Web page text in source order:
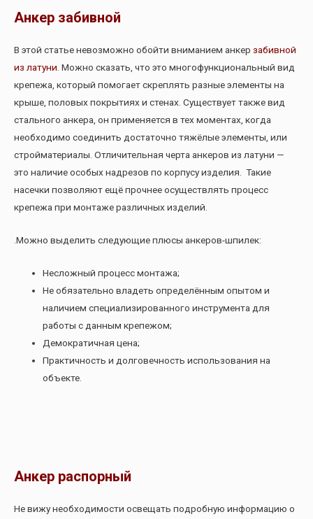
Анкер забивной
В этой статье невозможно обойти вниманием анкер забивной
из латуни . Можно сказать, что это многофункциональный вид
крепежа, который помогает скреплять разные элементы на
крыше, половых покрытиях и стенах. Существует также вид
стального анкера, он применяется в тех моментах, когда
необходимо соединить достаточно тяжёлые элементы, или
стройматериалы. Отличительная черта анкеров из латуни —
это наличие особых надрезов по корпусу изделия. Такие
насечки позволяют ещё прочнее осуществлять процесс
крепежа при монтаже различных изделий.
.Можно выделить следующие плюсы анкеров-шпилек:
Несложный процесс монтажа;
Не обязательно владеть определённым опытом и
наличием специализированного инструмента для
работы с данным крепежом;
Демократичная цена;
Практичность и долговечность использования на
объекте.
Анкер распорный
Не вижу необходимости освещать подробную информацию о